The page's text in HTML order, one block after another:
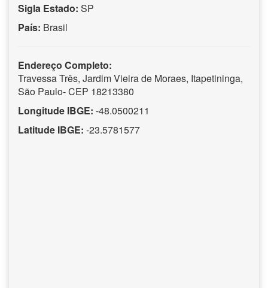
Sigla Estado: SP
País: Brasil
Endereço Completo:
Travessa Três, Jardim Vieira de Moraes, Itapetininga,
São Paulo- CEP 18213380
Longitude IBGE: -48.0500211
Latitude IBGE: -23.5781577